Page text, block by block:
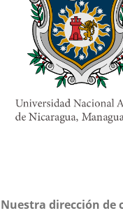
Nuestra dirección de